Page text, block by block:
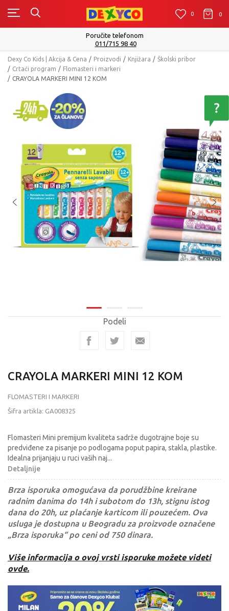
0 0 0
Dexy Co Kids | Akcija & Cena Proizvodi Knjižara
Školski pribor
Crtaći program
Flomasteri i markeri
CRAYOLA MARKERI MINI 12 KOM
Podeli
CRAYOLA MARKERI MINI 12 KOM
FLOMASTERI I MARKERI
Šifra artikla: GA008325
Flomasteri Mini premijum kvaliteta sadrže dugotrajne boje su
predviđene za pisanje po podlogama poput papira, stakla, plastike.
Idealna prijanjaju u ruci vaših naj...
Detaljnije
Brza isporuka omogućava da porudžbine kreirane
radnim danima do 14h i subotom do 13h, stignu istog
dana do 20h, uz plaćanje karticom ili pouzećem. Ova
usluga je dostupna u Beogradu za proizvode označene
„Brza isporuka“ po ceni od 750 dinara.
Više informacija o ovoj vrsti isporuke možete videti
ovde.